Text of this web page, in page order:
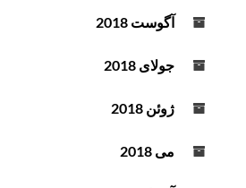
آگوست 2018
جولای 2018
ژوئن 2018
می 2018